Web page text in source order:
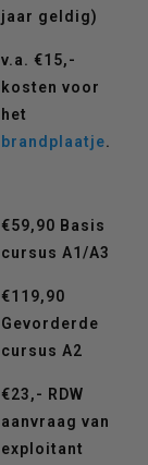
jaar geldig)
v.a. €15,-
kosten voor
het
brandplaatje.
€59,90 Basis
cursus A1/A3
€119,90
Gevorderde
cursus A2
€23,- RDW
aanvraag van
exploitant